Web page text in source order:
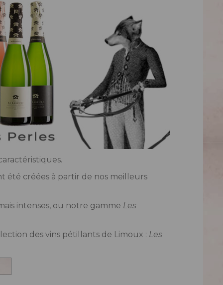
été créées à partir de nos meilleurs
intenses, ou notre gamme Les
des vins pétillants de Limoux : Les